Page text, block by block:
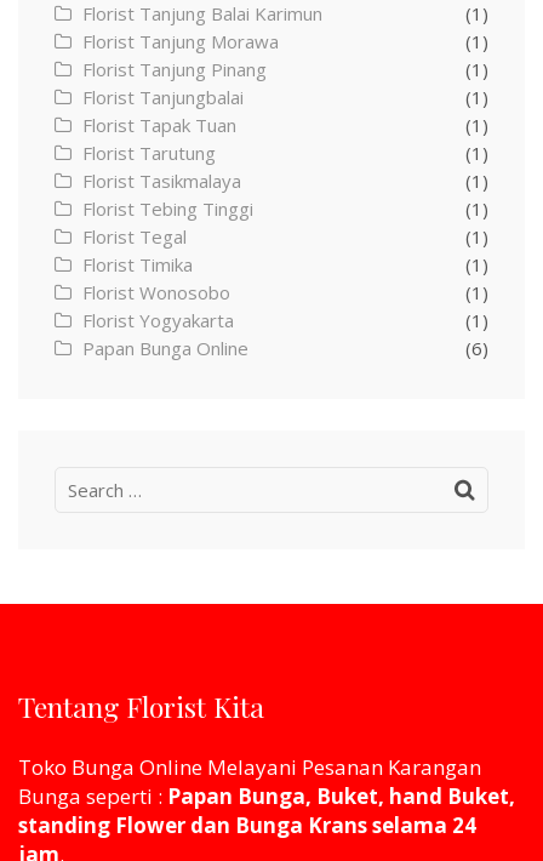
Florist Tanjung Balai Karimun
(1)
Florist Tanjung Morawa
(1)
Florist Tanjung Pinang
(1)
Florist Tanjungbalai
(1)
Florist Tapak Tuan
(1)
Florist Tarutung
(1)
Florist Tasikmalaya
(1)
Florist Tebing Tinggi
(1)
Florist Tegal
(1)
Florist Timika
(1)
Florist Wonosobo
(1)
Florist Yogyakarta
(1)
Papan Bunga Online
(6)
Search
Tentang Florist Kita
Toko Bunga Online Melayani Pesanan Karangan
Bunga seperti : Papan Bunga, Buket, hand Buket,
standing Flower dan Bunga Krans selama 24
jam.